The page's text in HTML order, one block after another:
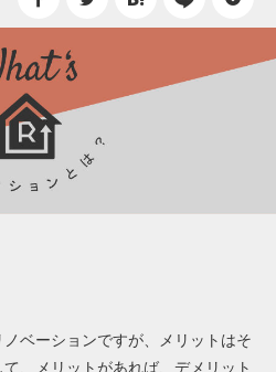
ベーションですが、メリットはそ
、メリットがあれば、デメリット